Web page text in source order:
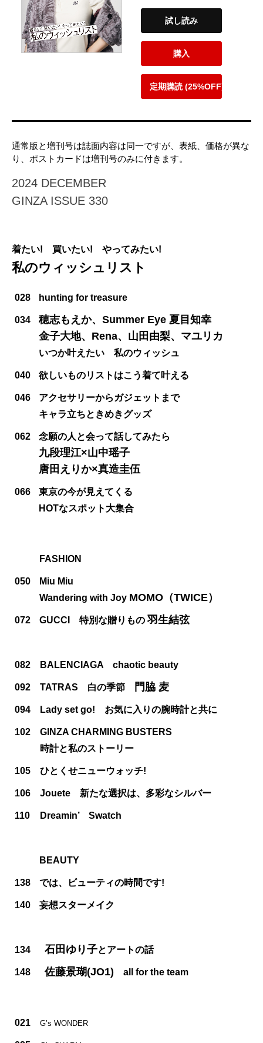
試し読み
購入
定期購読 (25%OFF)
通常版と増刊号は誌面内容は同一ですが、表紙、価格が異な
り、ポストカードは増刊号のみに付きます。
2024 DECEMBER
GINZA ISSUE 330
着たい! 買いたい! やってみたい!
私のウィッシュリスト
028 hunting for treasure
034
穂志もえか、Summer Eye 夏目知幸
金子大地、Rena、山田由梨、マユリカ
いつか叶えたい 私のウィッシュ
040 欲しいものリストはこう着て叶える
046
アクセサリーからガジェットまで
キャラ立ちときめきグッズ
062 念願の人と会って話してみたら
九段理江×山中瑶子
唐田えりか×真造圭伍
066
東京の今が見えてくる
HOTなスポット大集合
FASHION
050
Miu Miu
Wandering with Joy MOMO（TWICE）
072 GUCCI 特別な贈りもの 羽生結弦
082 BALENCIAGA chaotic beauty
092 TATRAS 白の季節 門脇 麦
094 Lady set go! お気に入りの腕時計と共に
102
GINZA CHARMING BUSTERS
時計と私のストーリー
105 ひとくせニューウォッチ!
106 Jouete 新たな選択は、多彩なシルバー
110 Dreamin’ Swatch
BEAUTY
138 では、ビューティの時間です!
140 妄想スターメイク
134 石田ゆり子とアートの話
148 佐藤景瑚(JO1) all for the team
021 G’s WONDER